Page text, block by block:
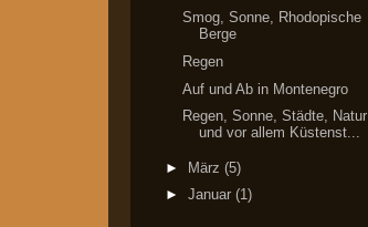
Smog, Sonne, Rhodopische
Berge
Regen
Auf und Ab in Montenegro
Regen, Sonne, Städte, Natur
und vor allem Küstenst...
► März (5)
► Januar (1)